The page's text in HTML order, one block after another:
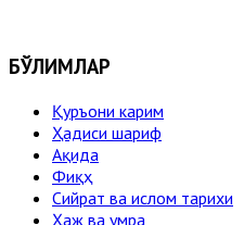
БЎЛИМЛАР
Қуръони карим
Ҳадиси шариф
Ақида
Фиқҳ
Сийрат ва ислом тарихи
Ҳаж ва умра